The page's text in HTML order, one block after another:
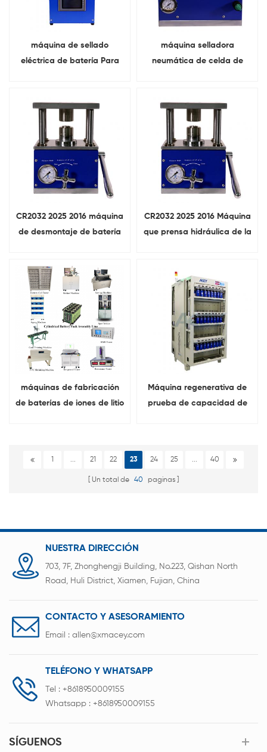
máquina de sellado
eléctrica de batería Para
máquina selladora
neumática de celda de
CR2032 2025 2016 máquina
de desmontaje de batería
CR2032 2025 2016 Máquina
que prensa hidráulica de la
batería del botón
máquinas de fabricación
de baterías de iones de litio
Máquina regenerativa de
prueba de capacidad de
1 ... 21 22 23 24 25 ... 40
Un total de 40 paginas
NUESTRA DIRECCIÓN
703, 7F, Zhonghengji Building, No.223, Qishan North
Road, Huli District, Xiamen, Fujian, China
CONTACTO Y ASESORAMIENTO
Email : allen@xmacey.com
TELÉFONO Y WHATSAPP
Tel : +8618950009155
Whatsapp : +8618950009155
SÍGUENOS